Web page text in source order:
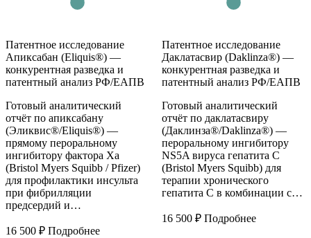
Патентное исследование
Апиксабан (Eliquis®) —
конкурентная разведка и
патентный анализ РФ/ЕАПВ
Готовый аналитический
отчёт по апиксабану
(Эликвис®/Eliquis®) —
прямому пероральному
ингибитору фактора Xa
(Bristol Myers Squibb / Pfizer)
для профилактики инсульта
при фибрилляции
предсердий и…
16 500 ₽ Подробнее
Патентное исследование
Даклатасвир (Daklinza®) —
конкурентная разведка и
патентный анализ РФ/ЕАПВ
Готовый аналитический
отчёт по даклатасвиру
(Даклинза®/Daklinza®) —
пероральному ингибитору
NS5A вируса гепатита С
(Bristol Myers Squibb) для
терапии хронического
гепатита С в комбинации с…
16 500 ₽ Подробнее